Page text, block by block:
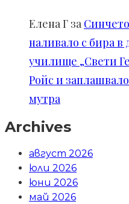
Елена Г за
наливало с бира в
училище „Свети
Ройс и
мутра
Archives
август 2026
юли 2026
юни 2026
май 2026